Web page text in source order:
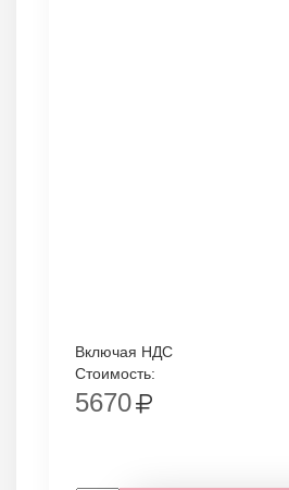
Включая НДС
Стоимость:
5670